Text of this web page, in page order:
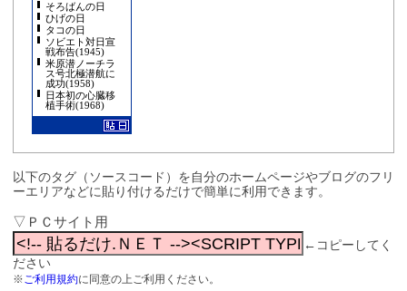
そろばんの日
ひげの日
タコの日
ソビエト対日宣
戦布告(1945)
米原潜ノーチラ
ス号北極潜航に
成功(1958)
日本初の心臓移
植手術(1968)
以下のタグ（ソースコード）を自分のホームページやブログのフリ
ーエリアなどに貼り付けるだけで簡単に利用できます。
▽ＰＣサイト用
←コピーしてく
ださい
※ご利用規約に同意の上ご利用ください。